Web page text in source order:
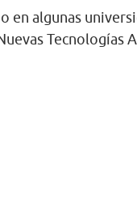
en algunas
Tecnologías